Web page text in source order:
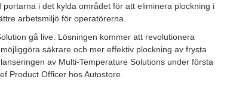
i det kylda området för att eliminera plockning i
arbetsmiljö för operatörerna.
gå live. Lösningen kommer att revolutionera
säkrare och mer effektiv plockning av frysta
av Multi-Temperature Solutions under första
Product Officer hos Autostore.